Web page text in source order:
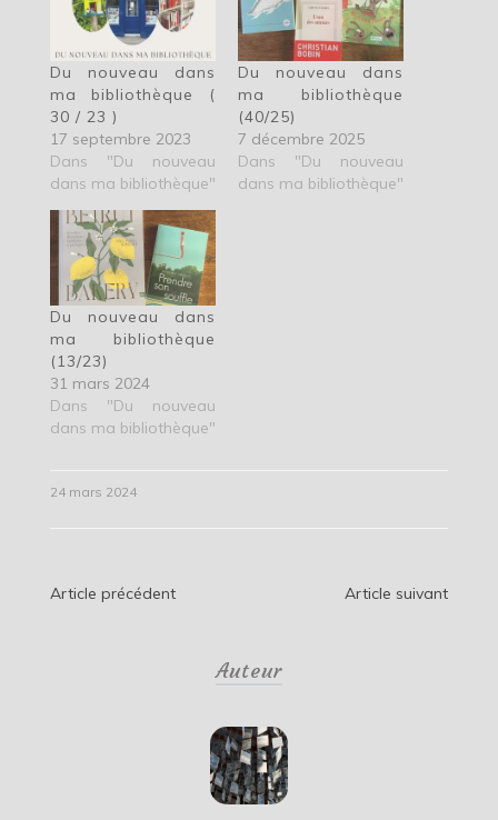
Du nouveau dans
ma bibliothèque (
30 / 23 )
17 septembre 2023
Dans "Du nouveau
dans ma bibliothèque"
Du nouveau dans
ma bibliothèque
(40/25)
7 décembre 2025
Dans "Du nouveau
dans ma bibliothèque"
Du nouveau dans
ma bibliothèque
(13/23)
31 mars 2024
Dans "Du nouveau
dans ma bibliothèque"
24 mars 2024
Navigation
Article précédent Article suivant
Auteur